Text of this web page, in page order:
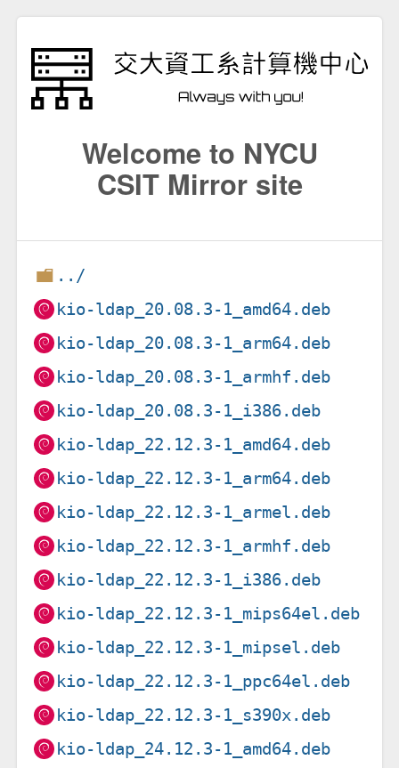
Welcome to NYCU
CSIT Mirror site
../
kio-ldap_20.08.3-1_amd64.deb
kio-ldap_20.08.3-1_arm64.deb
kio-ldap_20.08.3-1_armhf.deb
kio-ldap_20.08.3-1_i386.deb
kio-ldap_22.12.3-1_amd64.deb
kio-ldap_22.12.3-1_arm64.deb
kio-ldap_22.12.3-1_armel.deb
kio-ldap_22.12.3-1_armhf.deb
kio-ldap_22.12.3-1_i386.deb
kio-ldap_22.12.3-1_mips64el.deb
kio-ldap_22.12.3-1_mipsel.deb
kio-ldap_22.12.3-1_ppc64el.deb
kio-ldap_22.12.3-1_s390x.deb
kio-ldap_24.12.3-1_amd64.deb